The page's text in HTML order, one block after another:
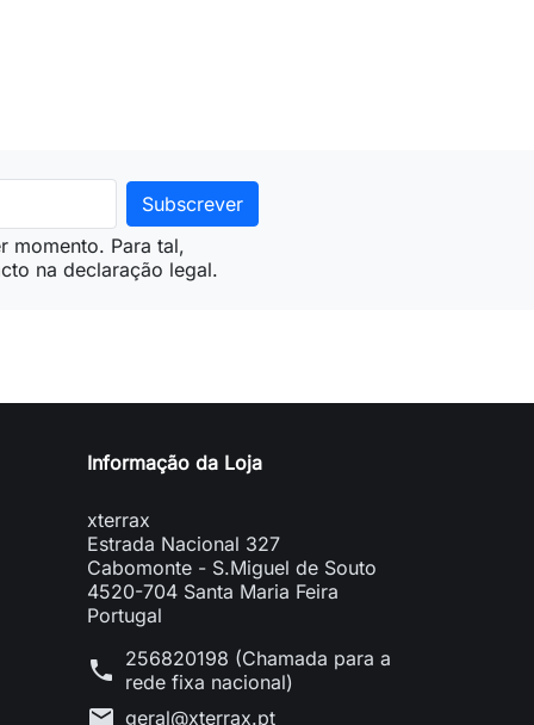
momento. Para tal,
na declaração legal.
Informação da Loja
xterrax
Estrada Nacional 327
Cabomonte - S.Miguel de Souto
4520-704 Santa Maria Feira
Portugal
phone 256820198 (Chamada para a
rede fixa nacional)
mail geral@xterrax.pt